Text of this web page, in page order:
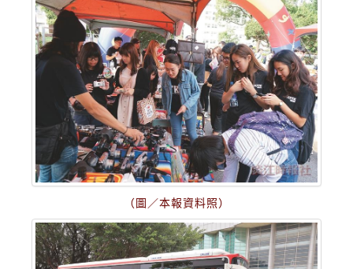
（圖／本報資料照）